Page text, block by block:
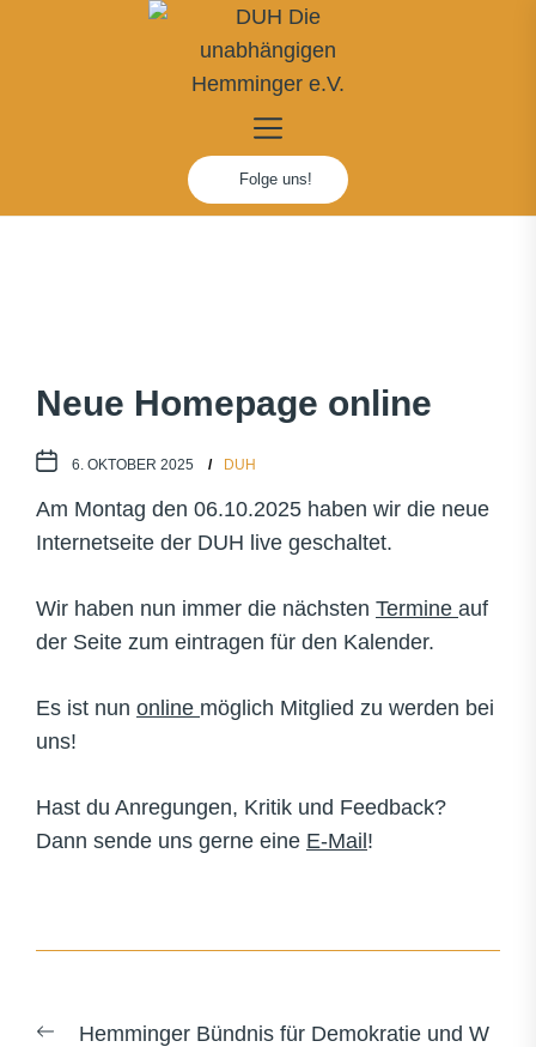
DUH
Die
unabhängigen
Hemminger
Folge uns!
Neue Homepage online
6. OKTOBER 2025 DUH
Am Montag den 06.10.2025 haben wir die neue
Internetseite der DUH live geschaltet.
Wir haben nun immer die nächsten Termine auf
der Seite zum eintragen für den Kalender.
Es ist nun online möglich Mitglied zu werden bei
uns!
Hast du Anregungen, Kritik und Feedback?
Dann sende uns gerne eine E-Mail !
PreviousHemminger Bündnis für Demokratie und W